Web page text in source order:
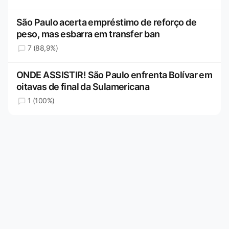
São Paulo acerta empréstimo de reforço de
peso, mas esbarra em transfer ban
7 (88,9%)
ONDE ASSISTIR! São Paulo enfrenta Bolívar em
oitavas de final da Sulamericana
1 (100%)